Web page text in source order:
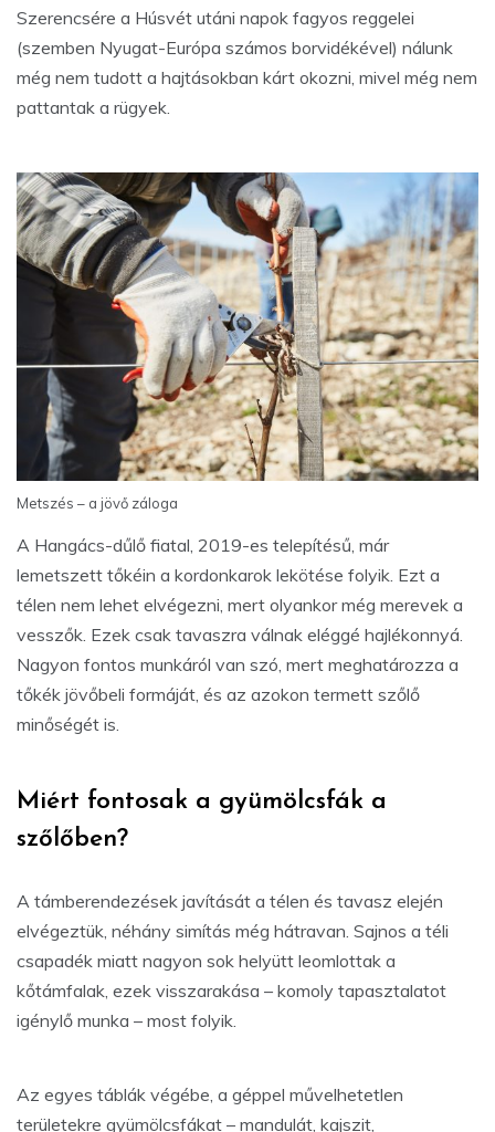
Szerencsére a Húsvét utáni napok fagyos reggelei
(szemben Nyugat-Európa számos borvidékével) nálunk
még nem tudott a hajtásokban kárt okozni, mivel még nem
pattantak a rügyek.
Metszés – a jövő záloga
A Hangács-dűlő fiatal, 2019-es telepítésű, már
lemetszett tőkéin a kordonkarok lekötése folyik. Ezt a
télen nem lehet elvégezni, mert olyankor még merevek a
vesszők. Ezek csak tavaszra válnak eléggé hajlékonnyá.
Nagyon fontos munkáról van szó, mert meghatározza a
tőkék jövőbeli formáját, és az azokon termett szőlő
minőségét is.
Miért fontosak a gyümölcsfák a
szőlőben?
A támberendezések javítását a télen és tavasz elején
elvégeztük, néhány simítás még hátravan. Sajnos a téli
csapadék miatt nagyon sok helyütt leomlottak a
kőtámfalak, ezek visszarakása – komoly tapasztalatot
igénylő munka – most folyik.
Az egyes táblák végébe, a géppel művelhetetlen
területekre gyümölcsfákat – mandulát, kajszit,